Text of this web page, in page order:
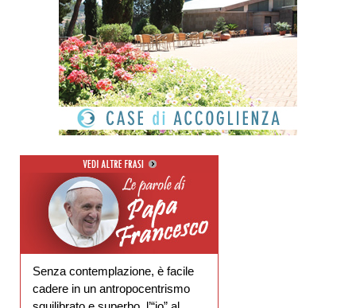
Senza contemplazione, è facile
cadere in un antropocentrismo